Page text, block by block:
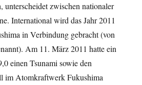
unterscheidet zwischen nationaler
International wird das Jahr 2011
in Verbindung gebracht (von
Am 11. März 2011 hatte ein
einen Tsunami sowie den
im Atomkraftwerk Fukushima